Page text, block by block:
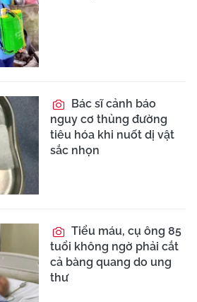
Bác sĩ cảnh báo
nguy cơ thủng đường
tiêu hóa khi nuốt dị vật
sắc nhọn
Tiểu máu, cụ ông 85
tuổi không ngờ phải cắt
cả bàng quang do ung
thư